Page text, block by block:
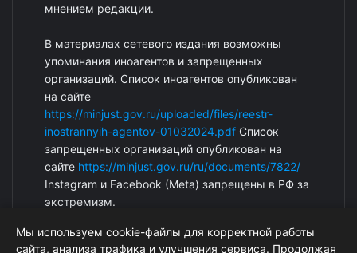
мнением редакции.
В материалах сетевого издания возможны
упоминания иноагентов и запрещенных
организаций. Список иноагентов опубликован
на сайте
https://minjust.gov.ru/uploaded/files/reestr-
inostrannyih-agentov-01032024.pdf Список
запрещенных организаций опубликован на
сайте https://minjust.gov.ru/ru/documents/7822/
Instagram и Facebook (Metа) запрещены в РФ за
экстремизм.
Мы используем cookie-файлы для корректной работы
сайта, анализа трафика и улучшения сервиса. Продолжая